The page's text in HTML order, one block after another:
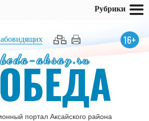
16+
aksay.ru
портал Аксайского района
Рубрики